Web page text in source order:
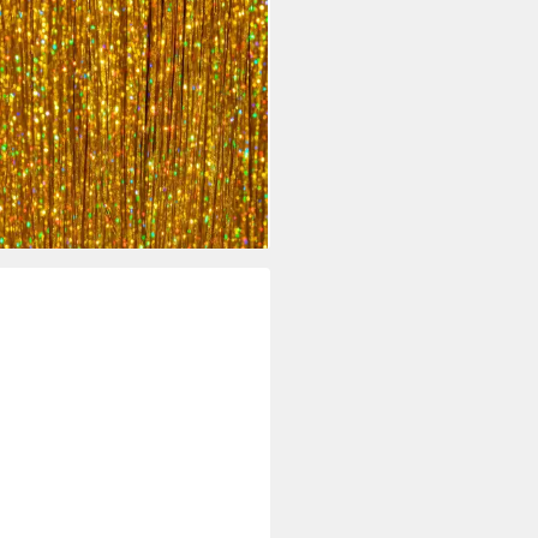
Perücke Glitzer Haar
3 Stück
€
- in 2-3 Werktagen bei dir